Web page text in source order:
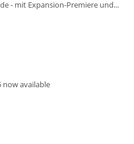
- mit Expansion-Premiere und...
now available